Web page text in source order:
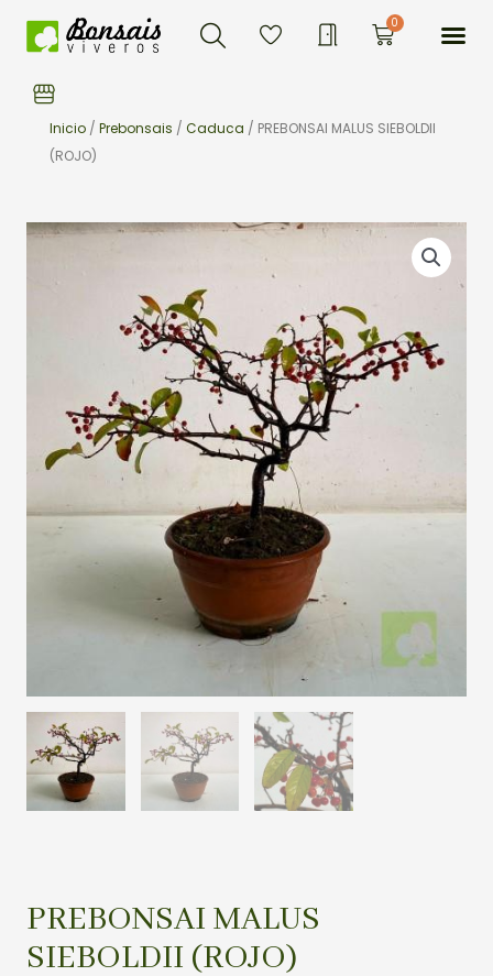
Buscar 0Carrito
Inicio / Prebonsais / Caduca / PREBONSAI MALUS SIEBOLDII
(ROJO)
PREBONSAI MALUS
SIEBOLDII (ROJO)